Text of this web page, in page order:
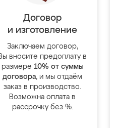
Договор
и изготовление
Заключаем договор,
вносите предоплату в
размере 10% от суммы
договора, и мы отдаём
заказ в производство.
Возможна оплата в
рассрочку без %.